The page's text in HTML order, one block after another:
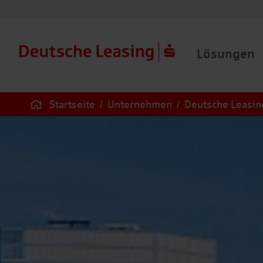
Lösungen
Startseite / Unternehmen / Deutsche